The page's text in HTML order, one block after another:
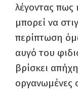
λέγοντας
μπορεί να
περίπτωση
αυγό του
βρίσκει
οργανωμένες